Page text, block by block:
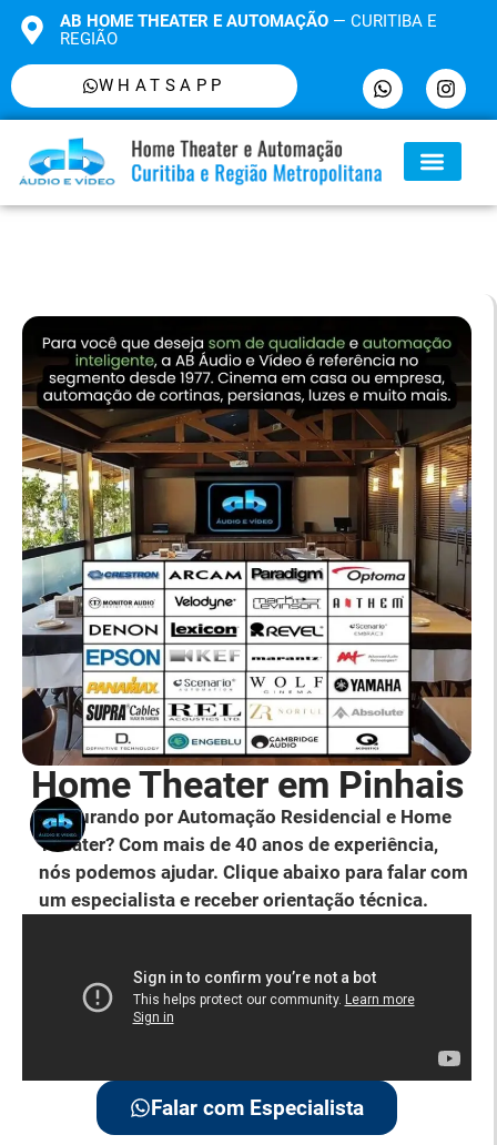
AB HOME THEATER E AUTOMAÇÃO— CURITIBA E
REGIÃO
WHATSAPP
Home Theater em Pinhais
Procurando por Automação Residencial e Home
Theater? Com mais de 40 anos de experiência,
nós podemos ajudar. Clique abaixo para falar com
um especialista e receber orientação técnica.
Falar com Especialista